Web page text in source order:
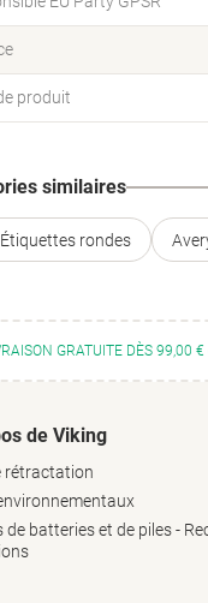
produit
similaires
rondes
GRATUITE DÈS 99,00 €
de Viking
rétractation
de batteries et de piles -